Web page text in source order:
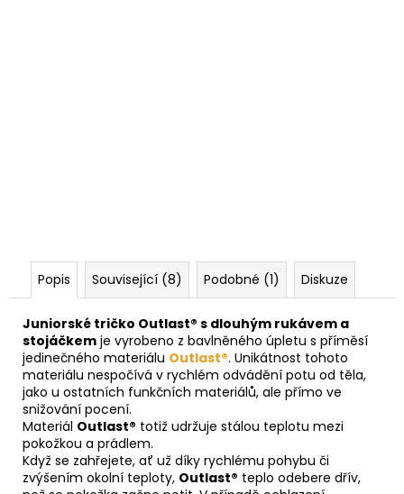
Popis Související (8) Podobné (1) Diskuze
Juniorské tričko Outlast® s dlouhým rukávem a
stojáčkem je vyrobeno z bavlněného úpletu s příměsí
jedinečného materiálu Outlast®. Unikátnost tohoto
materiálu nespočívá v rychlém odvádění potu od těla,
jako u ostatních funkčních materiálů, ale přímo ve
snižování pocení.
Materiál Outlast® totiž udržuje stálou teplotu mezi
pokožkou a prádlem.
Když se zahřejete, ať už díky rychlému pohybu či
zvýšením okolní teploty, Outlast® teplo odebere dřív,